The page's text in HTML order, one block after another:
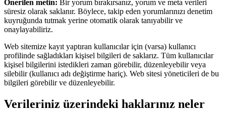
Önerilen metin: Bir yorum bırakırsanız, yorum ve meta verileri
süresiz olarak saklanır. Böylece, takip eden yorumlarınızı denetim
kuyruğunda tutmak yerine otomatik olarak tanıyabilir ve
onaylayabiliriz.
Web sitemize kayıt yaptıran kullanıcılar için (varsa) kullanıcı
profilinde sağladıkları kişisel bilgileri de saklarız. Tüm kullanıcılar
kişisel bilgilerini istedikleri zaman görebilir, düzenleyebilir veya
silebilir (kullanıcı adı değiştirme hariç). Web sitesi yöneticileri de bu
bilgileri görebilir ve düzenleyebilir.
Verileriniz üzerindeki haklarınız neler